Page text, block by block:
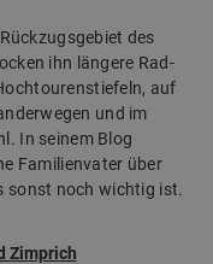
des
ihn längere Rad-
auf
und im
In seinem Blog
Familienvater über
sonst noch wichtig ist.
Zimprich